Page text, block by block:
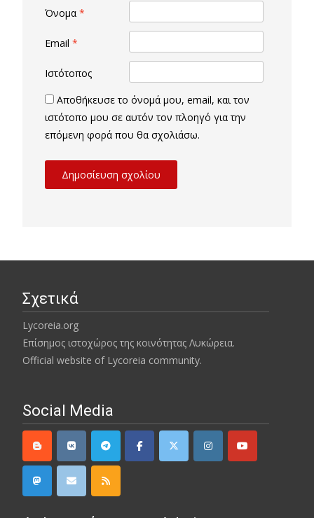
Όνομα *
Email *
Ιστότοπος
Αποθήκευσε το όνομά μου, email, και τον
ιστότοπο μου σε αυτόν τον πλοηγό για την
επόμενη φορά που θα σχολιάσω.
Σχετικά
Lycoreia.org
Επίσημος ιστοχώρος της κοινότητας Λυκώρεια.
Official website of Lycoreia community.
Social Media